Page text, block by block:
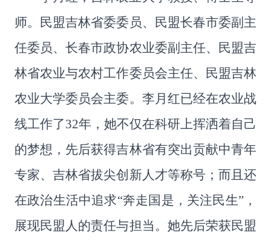
师。民盟吉林省委委员、民盟长春市委副主
任委员、长春市政协农业委副主任、民盟吉
林省农业与农村工作委员会主任、民盟吉林
农业大学委员会主委。李月红已经在农业战
线工作了32年，她不仅在科研上挥洒着自己
的梦想，先后获得吉林省有突出贡献中青年
专家、吉林省拔尖创新人才等称号；而且还
在政治生活中追求“奔走国是，关注民生”，
展现民盟人的责任与担当。她先后荣获民盟